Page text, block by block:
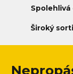
Spolehlivá
Široký